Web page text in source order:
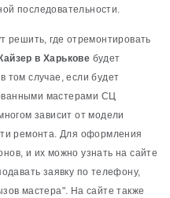
последовательности.
решить, где отремонтировать
в Харькове будет
том случае, если будет
мастерами СЦ
зависит от модели
ремонта. Для оформления
и их можно узнать на сайте
заявку по телефону,
мастера". На сайте также